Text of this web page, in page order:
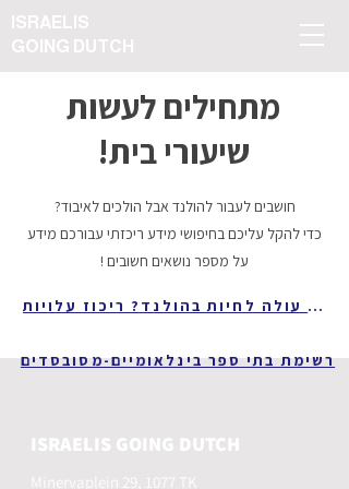
ISRAELIS
GOING DUTCH
מתחילים לעשות
שיעורי בית!
חושבים לעבור להולנד אבל הולכים לאיבוד?
כדי להקל עליכם בחיפושי מידע ריכזתי עבורכם מידע
על מספר נושאים חשובים !
כמה עולה לחיות בהולנד? ריכוז עלויות
רשימת בתי ספר בינלאומיים-מסובסדים
ISRAELIS GOING DUTCH
Minervaplein 29, 1077 TK